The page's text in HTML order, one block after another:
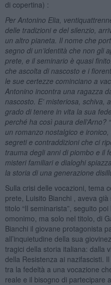
di copertina) :
Per Antonino Elia,
delle tradizioni e del silenzio,
un altro pianeta. Il nome che
segno di un’identità che non gli
prete, e il seminario è quasi
che ascolta di nascosto e i
le sue certezze cominciano a
Antonino incontra una ragazza
nascosto. E’ misteriosa, schiva,
grado di tenere in vita la sua
perché ha così paura dell’Arno?
un romanzo nostalgico e
segreti e contraddizioni che ci
trauma degli anni di piombo e il
misteri familiari e dialoghi
la storia di una generazione
Sulla crisi delle vocazioni, tema
prete, Luisito Bianchi , aveva
titolo “Il seminarista”, seguito
omonimo, ma solo nel titolo, di
Bianchi il giovane protagonista
all’inquietudine della sua
tragici della storia italiana: dalla
della Resistenza ai nazifascisti.
tra la fedeltà a una vocazione
reale e il bisogno di partecipare